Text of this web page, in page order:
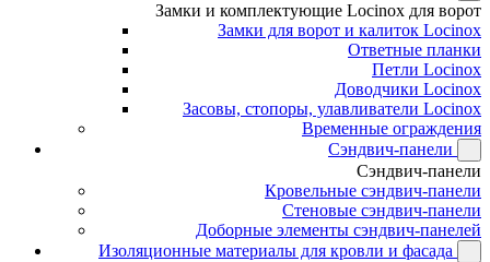
Замки и комплектующие Locinox для ворот
Замки для ворот и калиток Locinox
Ответные планки
Петли Locinox
Доводчики Locinox
Засовы, стопоры, улавливатели Locinox
Временные ограждения
Сэндвич-панели
Сэндвич-панели
Кровельные сэндвич-панели
Стеновые сэндвич-панели
Доборные элементы сэндвич-панелей
Изоляционные материалы для кровли и фасада